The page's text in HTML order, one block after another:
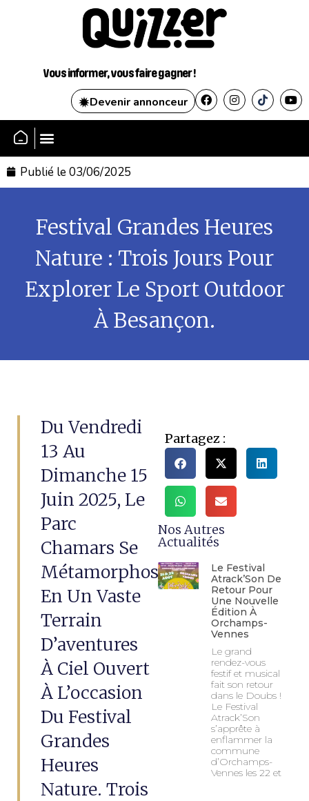
Vous informer, vous faire gagner !
Devenir annonceur
Publié le03/06/2025
Festival Grandes Heures
Nature : Trois Jours Pour
Explorer Le Sport Outdoor
À Besançon.
Du Vendredi
13 Au
Dimanche 15
Juin 2025, Le
Parc
Chamars Se
Métamorphose
En Un Vaste
Terrain
D’aventures
À Ciel Ouvert
À L’occasion
Du Festival
Grandes
Heures
Nature. Trois
Partagez :
Nos Autres
Actualités
Le Festival
Atrack’Son De
Retour Pour
Une Nouvelle
Édition À
Orchamps-
Vennes
Le grand
rendez-vous
festif et musical
fait son retour
dans le Doubs !
Le Festival
Atrack’Son
s’apprête à
enflammer la
commune
d’Orchamps-
Vennes les 22 et